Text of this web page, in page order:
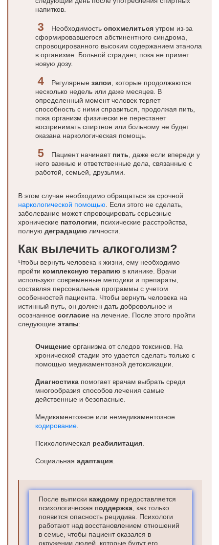
напитков.
Необходимость опохмелиться утром из-за
сформировавшегося абстинентного синдрома,
спровоцированного высоким содержанием этанола
в организме. Больной страдает, пока не примет
новую дозу.
Регулярные запои , которые продолжаются
несколько недель или даже месяцев. В
определенный момент человек теряет
способность с ними справиться, продолжая пить,
пока организм физически не перестанет
воспринимать спиртное или больному не будет
оказана наркологическая помощь.
Пациент начинает пить , даже если впереди у
него важные и ответственные дела, связанные с
работой, семьей, друзьями.
В этом случае необходимо обращаться за срочной
наркологической помощью . Если этого не сделать,
заболевание может спровоцировать серьезные
хронические патологии , психические расстройства,
полную деградацию личности.
Как вылечить алкоголизм?
Чтобы вернуть человека к жизни, ему необходимо
пройти комплексную терапию в клинике. Врачи
используют современные методики и препараты,
составляя персональные программы с учетом
особенностей пациента. Чтобы вернуть человека на
истинный путь, он должен дать добровольное и
осознанное согласие на лечение. После этого пройти
следующие этапы:
Очищение организма от следов токсинов. На
хронической стадии это удается сделать только с
помощью медикаментозной детоксикации.
Диагностика помогает врачам выбрать среди
многообразия способов лечения самые
действенные и безопасные.
Медикаментозное или немедикаментозное
кодирование
Психологическая реабилитация
Социальная адаптация
После выписки каждому предоставляется
психологическая поддержка , как только
появится опасность рецидива. Психологи
работают над восстановлением отношений
в семье, чтобы пациент оказался в
окружении людей, которые будут его